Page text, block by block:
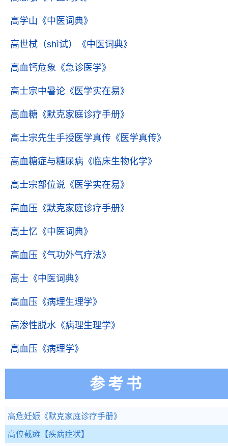
高学山 《中医词典》
高世栻（shì试） 《中医词典》
高血钙危象 《急诊医学》
高士宗中暑论 《医学实在易》
高血糖 《默克家庭诊疗手册》
高士宗先生手授医学真传 《医学真传》
高血糖症与糖尿病 《临床生物化学》
高士宗部位说 《医学实在易》
高血压 《默克家庭诊疗手册》
高士忆 《中医词典》
高血压 《气功外气疗法》
高士 《中医词典》
高血压 《病理生理学》
高渗性脱水 《病理生理学》
高血压 《病理学》
参考书
高危妊娠 《默克家庭诊疗手册》
高位截瘫 【疾病症状】